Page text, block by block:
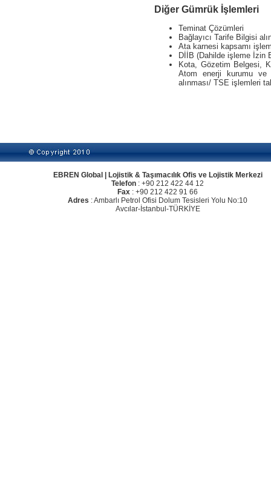
Diğer Gümrük İşlemleri
Teminat Çözümleri
Bağlayıcı Tarife Bilgisi
Ata karnesi kapsamı
DİİB (Dahilde işleme İzin
Kota, Gözetim Belgesi,
Atom enerji kurumu ve
alınması/ TSE işlemleri
EBREN Global | Lojistik & Taşımacılık Ofis ve Lojistik Merkezi
Telefon : +90 212 422 44 12
Fax : +90 212 422 91 66
Adres : Ambarlı Petrol Ofisi Dolum Tesisleri Yolu No:10
Avcılar-İstanbul-TÜRKİYE